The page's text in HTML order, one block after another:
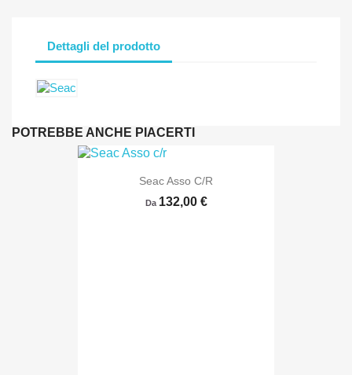
Dettagli del prodotto
POTREBBE ANCHE PIACERTI
Seac Asso C/r
Da 132,00 €